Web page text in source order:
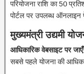
परियोजना राशि का 50
पोर्टल पर उपलब्ध ऑनलाइन
मुख्यमंत्री उद्यमी
आधिकारिक वेबसाइट पर जाएँ
सबसे पहले योजना की